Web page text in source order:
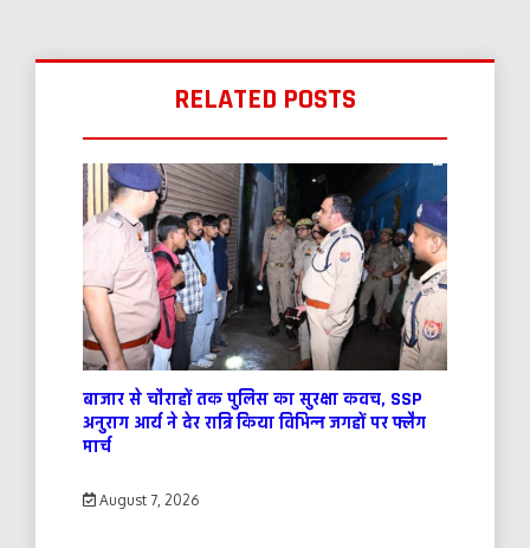
RELATED POSTS
बाजार से चौराहों तक पुलिस का सुरक्षा कवच, SSP
अनुराग आर्य ने देर रात्रि किया विभिन्न जगहों पर फ्लैग
मार्च
August 7, 2026